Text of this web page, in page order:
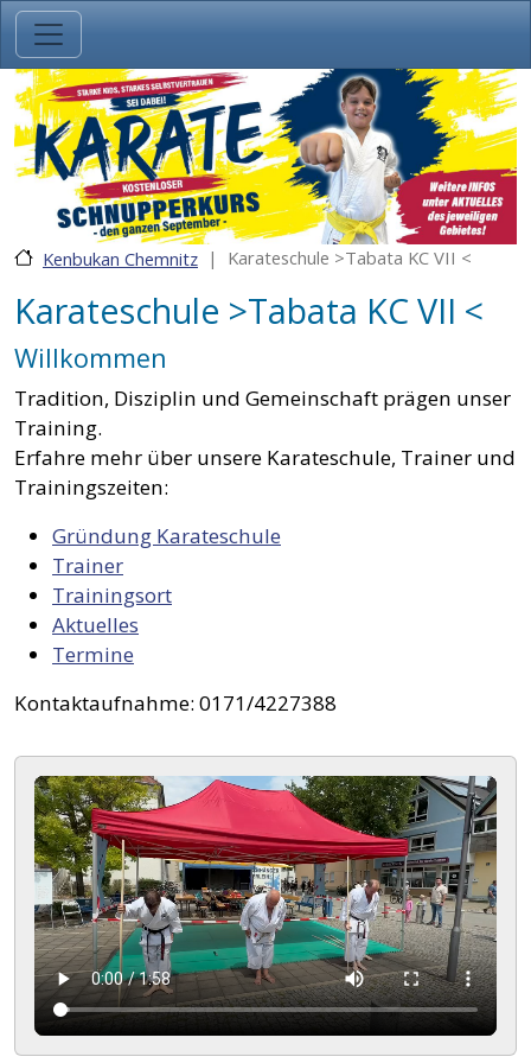
Direkt zum Inhalt
Kenbukan Chemnitz Karateschule >Tabata KC VII <
Karateschule >Tabata KC VII <
Willkommen
Tradition, Disziplin und Gemeinschaft prägen unser
Training.
Erfahre mehr über unsere Karateschule, Trainer und
Trainingszeiten:
Gründung Karateschule
Trainer
Trainingsort
Aktuelles
Termine
Kontaktaufnahme: 0171/4227388
Video-Datei